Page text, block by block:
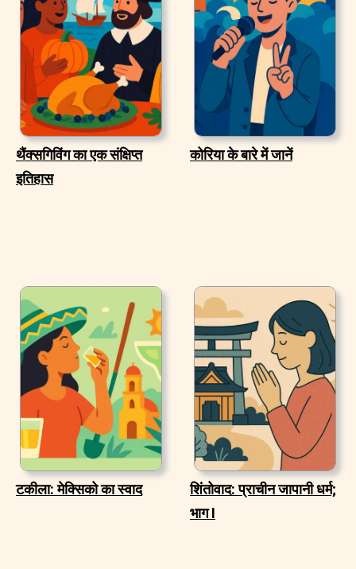
थैंक्सगिविंग का एक संक्षिप्त
इतिहास
कोरिया के बारे में जानें
टकीला: मेक्सिको का स्वाद
शिंतोवाद: प्राचीन जापानी धर्म;
भाग I